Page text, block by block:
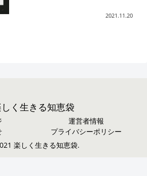
2021.11.20
く生きる知恵袋
運営者情報
プライバシーポリシー
楽しく生きる知恵袋.